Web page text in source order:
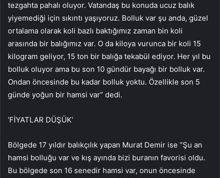
tezgahta pahalı oluyor. Vatandaş bu konuda ucuz balık
yiyemediği için sıkıntı yaşıyoruz. Bolluk var şu anda, güzel
ortalama olarak koli bazlı baktığımız zaman bin koli
arasında bir balığımız var. O da kiloya vurunca bir koli 15
kilogram geliyor, 15 ton bir balığa tekabül ediyor. Her yıl bu
bolluk oluyor ama bu son 10 gündür bayağı bir bolluk var.
Ondan öncesinde bu kadar bolluk yoktu. Özellikle son 5
günde yoğun bir hamsi var” dedi.
‘FİYATLAR DÜŞÜK’
Bölgede 17 yıldır balıkçılık yapan Murat Demir ise “Şu an
hamsi bolluğu var ve kış ayında bizi buranın favorisi oldu.
Bu bölgede son 16 senedir hamsi var, onun öncesinde